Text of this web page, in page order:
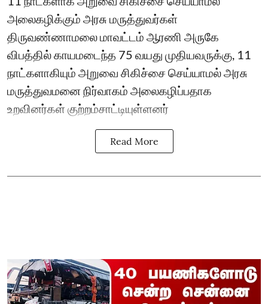
அலைகழிக்கும் அரசு மருத்துவர்கள்
திருவண்ணாமலை மாவட்டம் ஆரணி அருகே
விபத்தில் காயமடைந்த 75 வயது முதியவருக்கு, 11
நாட்களாகியும் அறுவை சிகிச்சை செய்யாமல் அரசு
மருத்துவமனை நிர்வாகம் அலைகழிப்பதாக
உறவினர்கள் குற்றம்சாட்டியுள்ளனர்
Read More